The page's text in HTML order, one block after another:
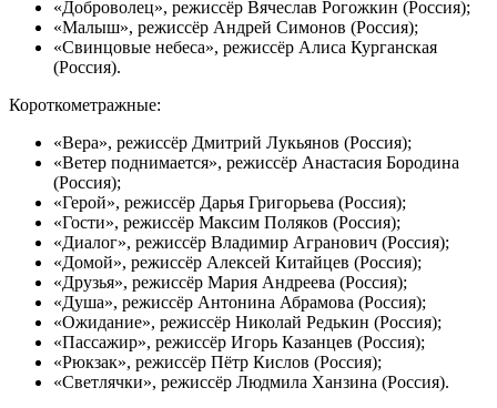
«Доброволец», режиссёр Вячеслав Рогожкин (Россия);
«Малыш», режиссёр Андрей Симонов (Россия);
«Свинцовые небеса», режиссёр Алиса Курганская
(Россия).
Короткометражные:
«Вера», режиссёр Дмитрий Лукьянов (Россия);
«Ветер поднимается», режиссёр Анастасия Бородина
(Россия);
«Герой», режиссёр Дарья Григорьева (Россия);
«Гости», режиссёр Максим Поляков (Россия);
«Диалог», режиссёр Владимир Агранович (Россия);
«Домой», режиссёр Алексей Китайцев (Россия);
«Друзья», режиссёр Мария Андреева (Россия);
«Душа», режиссёр Антонина Абрамова (Россия);
«Ожидание», режиссёр Николай Редькин (Россия);
«Пассажир», режиссёр Игорь Казанцев (Россия);
«Рюкзак», режиссёр Пётр Кислов (Россия);
«Светлячки», режиссёр Людмила Ханзина (Россия).